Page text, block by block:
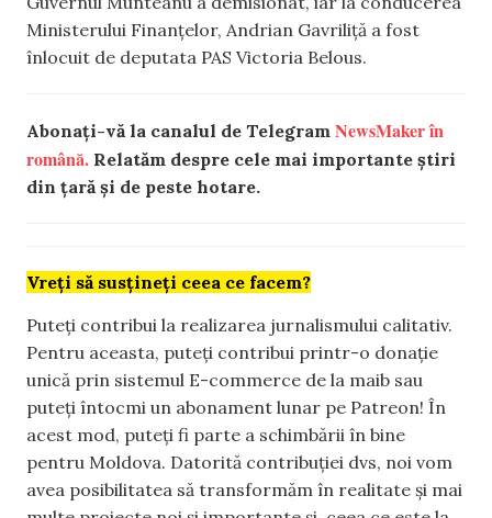
Ministerului Finanțelor, Andrian Gavriliță a fost
înlocuit de deputata PAS Victoria Belous.
Abonați-vă la canalul de Telegram NewsMaker în
română. Relatăm despre cele mai importante știri
din țară și de peste hotare.
Vreți să susțineți ceea ce facem?
Puteți contribui la realizarea jurnalismului calitativ.
Pentru aceasta, puteți contribui printr-o donație
unică prin sistemul E-commerce de la maib sau
puteți întocmi un abonament lunar pe Patreon! În
acest mod, puteți fi parte a schimbării în bine
pentru Moldova. Datorită contribuției dvs, noi vom
avea posibilitatea să transformăm în realitate și mai